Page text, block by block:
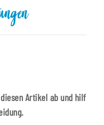
Artikel ab und hilf